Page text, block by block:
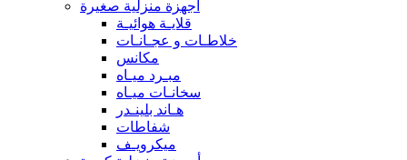
أجهزة منزلية صغيرة
قلايـة هوائيـة
خلاطـات و عجـانـات
مكانس
مبـرد ميـاه
سخانـات ميـاه
هـاند بلينـدر
شفاطات
ميكرويـف